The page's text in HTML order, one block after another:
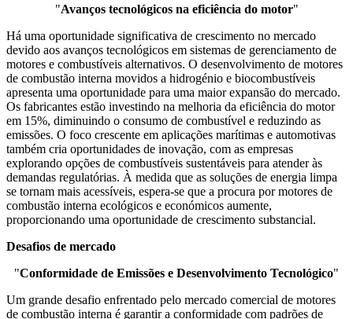
"Avanços tecnológicos na eficiência do motor"
Há uma oportunidade significativa de crescimento no mercado
devido aos avanços tecnológicos em sistemas de gerenciamento de
motores e combustíveis alternativos. O desenvolvimento de motores
de combustão interna movidos a hidrogénio e biocombustíveis
apresenta uma oportunidade para uma maior expansão do mercado.
Os fabricantes estão investindo na melhoria da eficiência do motor
em 15%, diminuindo o consumo de combustível e reduzindo as
emissões. O foco crescente em aplicações marítimas e automotivas
também cria oportunidades de inovação, com as empresas
explorando opções de combustíveis sustentáveis ​​para atender às
demandas regulatórias. À medida que as soluções de energia limpa
se tornam mais acessíveis, espera-se que a procura por motores de
combustão interna ecológicos e económicos aumente,
proporcionando uma oportunidade de crescimento substancial.
Desafios de mercado
"Conformidade de Emissões e Desenvolvimento Tecnológico"
Um grande desafio enfrentado pelo mercado comercial de motores
de combustão interna é garantir a conformidade com padrões de